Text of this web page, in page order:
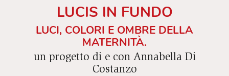
LUCIS IN FUNDO
LUCI, COLORI E OMBRE DELLA
MATERNITÀ.
un progetto di e con Annabella Di
Costanzo